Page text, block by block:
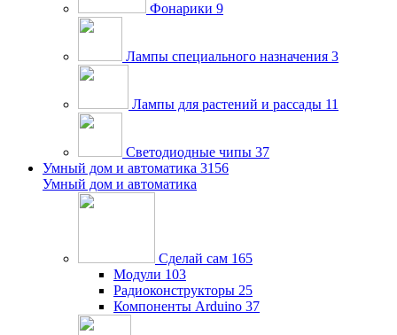
Фонарики 9
Лампы специального назначения 3
Лампы для растений и рассады 11
Светодиодные чипы 37
Умный дом и автоматика 3156
Умный дом и автоматика
Сделай сам 165
Модули 103
Радиоконструкторы 25
Компоненты Arduino 37